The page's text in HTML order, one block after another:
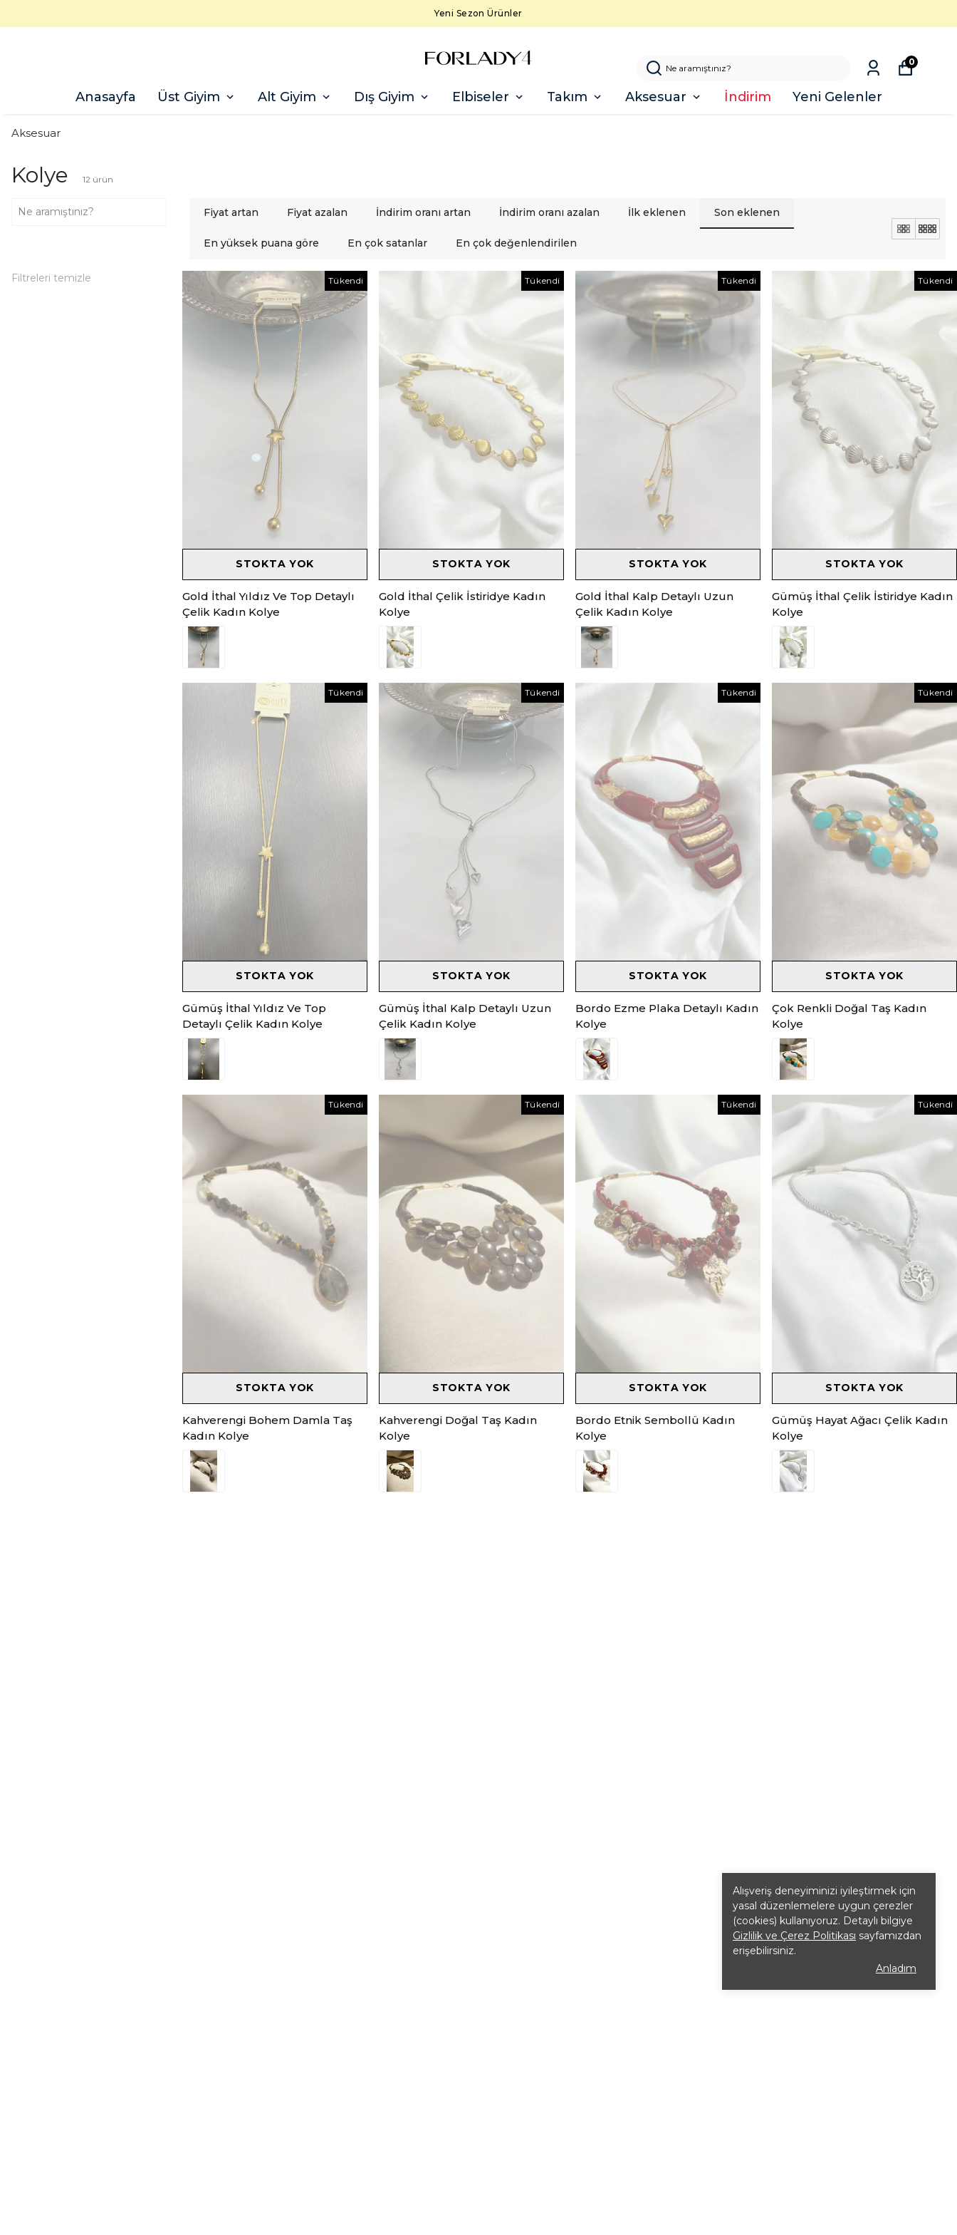
Yeni Sezon Ürünler
Anasayfa Üst Giyim Alt Giyim Dış Giyim Elbiseler Takım Aksesuar İndirim Yeni Gelenler
0
Alışveriş deneyiminizi iyileştirmek için
yasal düzenlemelere uygun çerezler
(cookies) kullanıyoruz. Detaylı bilgiye
Gizlilik ve Çerez Politikası sayfamızdan
erişebilirsiniz.
Anladım
Aksesuar
Kolye 12 ürün
Fiyat artan Fiyat azalan İndirim oranı artan İndirim oranı azalan İlk eklenen Son eklenen
En yüksek puana göre En çok satanlar En çok değenlendirilen
Filtreleri temizle Tükendi
STOKTA YOK
Gold İthal Yıldız Ve Top Detaylı
Çelik Kadın Kolye
Tükendi
STOKTA YOK
Gold İthal Çelik İstiridye Kadın
Kolye
Tükendi
STOKTA YOK
Gold İthal Kalp Detaylı Uzun
Çelik Kadın Kolye
Tükendi
STOKTA YOK
Gümüş İthal Çelik İstiridye Kadın
Kolye
Tükendi
STOKTA YOK
Gümüş İthal Yıldız Ve Top
Detaylı Çelik Kadın Kolye
Tükendi
STOKTA YOK
Gümüş İthal Kalp Detaylı Uzun
Çelik Kadın Kolye
Tükendi
STOKTA YOK
Bordo Ezme Plaka Detaylı Kadın
Kolye
Tükendi
STOKTA YOK
Çok Renkli Doğal Taş Kadın
Kolye
Tükendi
STOKTA YOK
Kahverengi Bohem Damla Taş
Kadın Kolye
Tükendi
STOKTA YOK
Kahverengi Doğal Taş Kadın
Kolye
Tükendi
STOKTA YOK
Bordo Etnik Sembollü Kadın
Kolye
Tükendi
STOKTA YOK
Gümüş Hayat Ağacı Çelik Kadın
Kolye